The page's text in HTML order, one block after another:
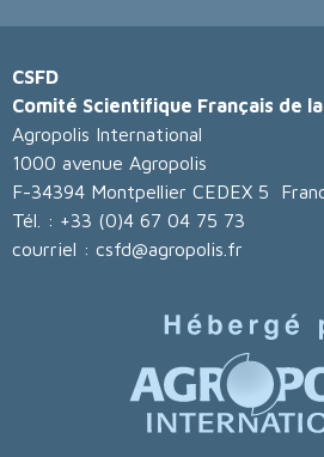
CSFD
Comité Scientifique Français de
Agropolis International
1000 avenue Agropolis
F-34394 Montpellier CEDEX 5
Tél. : +33 (0)4 67 04 75 73
courriel : csfd@agropolis.fr